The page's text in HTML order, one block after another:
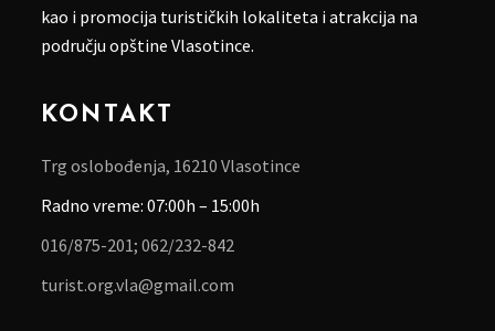
kao i promocija turističkih lokaliteta i atrakcija na
području opštine Vlasotince.
KONTAKT
Trg oslobođenja, 16210 Vlasotince
Radno vreme: 07:00h – 15:00h
016/875-201; 062/232-842
turist.org.vla@gmail.com